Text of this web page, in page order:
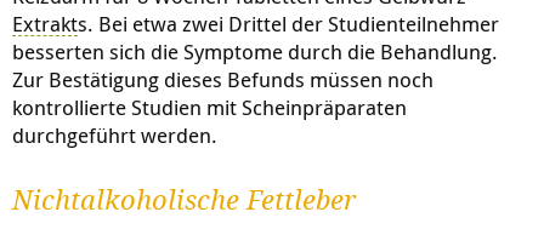
Extrakts. Bei etwa zwei Drittel der Studienteilnehmer
besserten sich die Symptome durch die Behandlung.
Zur Bestätigung dieses Befunds müssen noch
kontrollierte Studien mit Scheinpräparaten
durchgeführt werden.
Nichtalkoholische Fettleber